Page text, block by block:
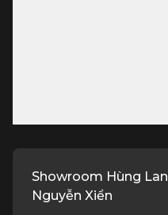
Showroom Hùng Lan
Nguyễn Xiển